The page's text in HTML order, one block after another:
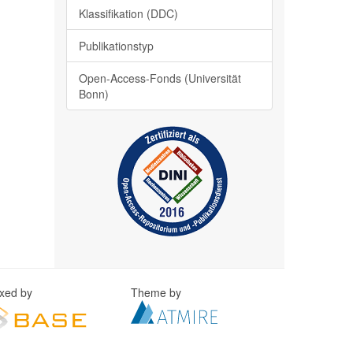
Klassifikation (DDC)
Publikationstyp
Open-Access-Fonds (Universität
Bonn)
by Theme by